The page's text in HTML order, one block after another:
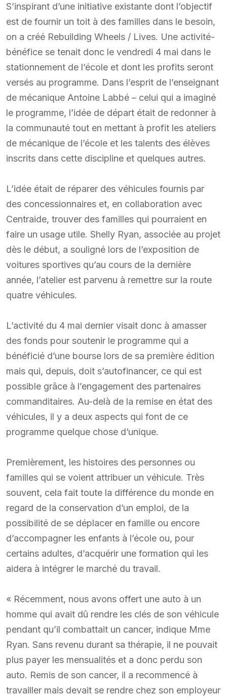
S’inspirant d’une initiative existante dont l’objectif
est de fournir un toit à des familles dans le besoin,
on a créé Rebuilding Wheels / Lives. Une activité-
bénéfice se tenait donc le vendredi 4 mai dans le
stationnement de l’école et dont les profits seront
versés au programme. Dans l’esprit de l’enseignant
de mécanique Antoine Labbé – celui qui a imaginé
le programme, l’idée de départ était de redonner à
la communauté tout en mettant à profit les ateliers
de mécanique de l’école et les talents des élèves
inscrits dans cette discipline et quelques autres.
L’idée était de réparer des véhicules fournis par
des concessionnaires et, en collaboration avec
Centraide, trouver des familles qui pourraient en
faire un usage utile. Shelly Ryan, associée au projet
dès le début, a souligné lors de l’exposition de
voitures sportives qu’au cours de la dernière
année, l’atelier est parvenu à remettre sur la route
quatre véhicules.
L’activité du 4 mai dernier visait donc à amasser
des fonds pour soutenir le programme qui a
bénéficié d’une bourse lors de sa première édition
mais qui, depuis, doit s’autofinancer, ce qui est
possible grâce à l’engagement des partenaires
commanditaires. Au-delà de la remise en état des
véhicules, il y a deux aspects qui font de ce
programme quelque chose d’unique.
Premièrement, les histoires des personnes ou
familles qui se voient attribuer un véhicule. Très
souvent, cela fait toute la différence du monde en
regard de la conservation d’un emploi, de la
possibilité de se déplacer en famille ou encore
d’accompagner les enfants à l’école ou, pour
certains adultes, d’acquérir une formation qui les
aidera à intégrer le marché du travail.
« Récemment, nous avons offert une auto à un
homme qui avait dû rendre les clés de son véhicule
pendant qu’il combattait un cancer, indique Mme
Ryan. Sans revenu durant sa thérapie, il ne pouvait
plus payer les mensualités et a donc perdu son
auto. Remis de son cancer, il a recommencé à
travailler mais devait se rendre chez son employeur